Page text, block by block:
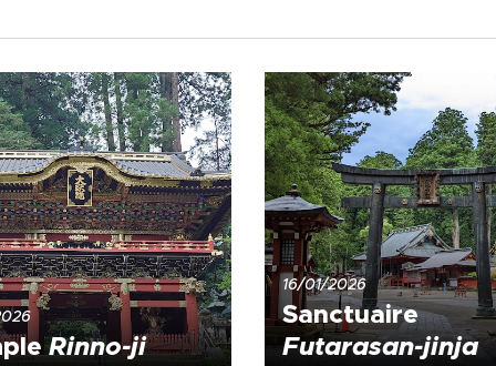
Rinno-ji
16/01/2026
Sanctuaire
Futarasan-jinja